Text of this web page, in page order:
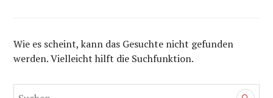
Wie es scheint, kann das Gesuchte nicht gefunden
werden. Vielleicht hilft die Suchfunktion.